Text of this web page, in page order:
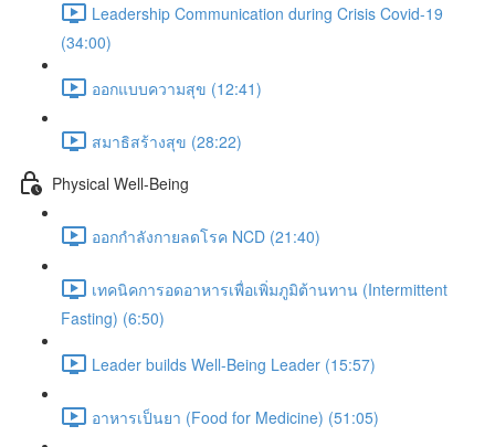
Leadership Communication during Crisis Covid-19
(34:00)
ออกแบบความสุข (12:41)
สมาธิสร้างสุข (28:22)
Physical Well-Being
ออกกำลังกายลดโรค NCD (21:40)
เทคนิคการอดอาหารเพื่อเพิ่มภูมิต้านทาน (Intermittent
Fasting) (6:50)
Leader builds Well-Being Leader (15:57)
อาหารเป็นยา (Food for Medicine) (51:05)